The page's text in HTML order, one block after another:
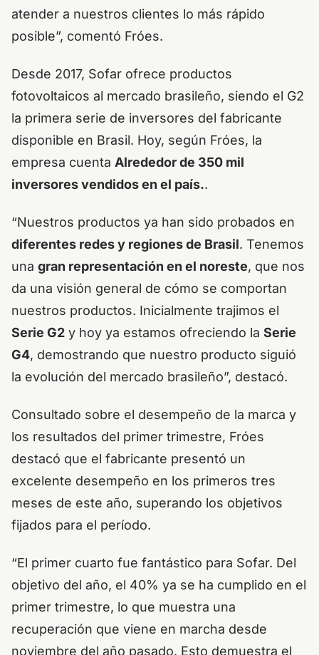
atender a nuestros clientes lo más rápido
posible”, comentó Fróes.
Desde 2017, Sofar ofrece productos
fotovoltaicos al mercado brasileño, siendo el G2
la primera serie de inversores del fabricante
disponible en Brasil. Hoy, según Fróes, la
empresa cuenta Alrededor de 350 mil
inversores vendidos en el país..
“Nuestros productos ya han sido probados en
diferentes redes y regiones de Brasil. Tenemos
una gran representación en el noreste, que nos
da una visión general de cómo se comportan
nuestros productos. Inicialmente trajimos el
Serie G2 y hoy ya estamos ofreciendo la Serie
G4, demostrando que nuestro producto siguió
la evolución del mercado brasileño”, destacó.
Consultado sobre el desempeño de la marca y
los resultados del primer trimestre, Fróes
destacó que el fabricante presentó un
excelente desempeño en los primeros tres
meses de este año, superando los objetivos
fijados para el período.
“El primer cuarto fue fantástico para Sofar. Del
objetivo del año, el 40% ya se ha cumplido en el
primer trimestre, lo que muestra una
recuperación que viene en marcha desde
noviembre del año pasado. Esto demuestra el